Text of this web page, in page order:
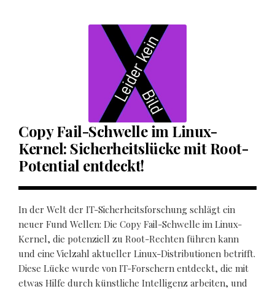
Copy Fail-Schwelle im Linux-
Kernel: Sicherheitslücke mit Root-
Potential entdeckt!
In der Welt der IT-Sicherheitsforschung schlägt ein
neuer Fund Wellen: Die Copy Fail-Schwelle im Linux-
Kernel, die potenziell zu Root-Rechten führen kann
und eine Vielzahl aktueller Linux-Distributionen betrifft.
Diese Lücke wurde von IT-Forschern entdeckt, die mit
etwas Hilfe durch künstliche Intelligenz arbeiten, und